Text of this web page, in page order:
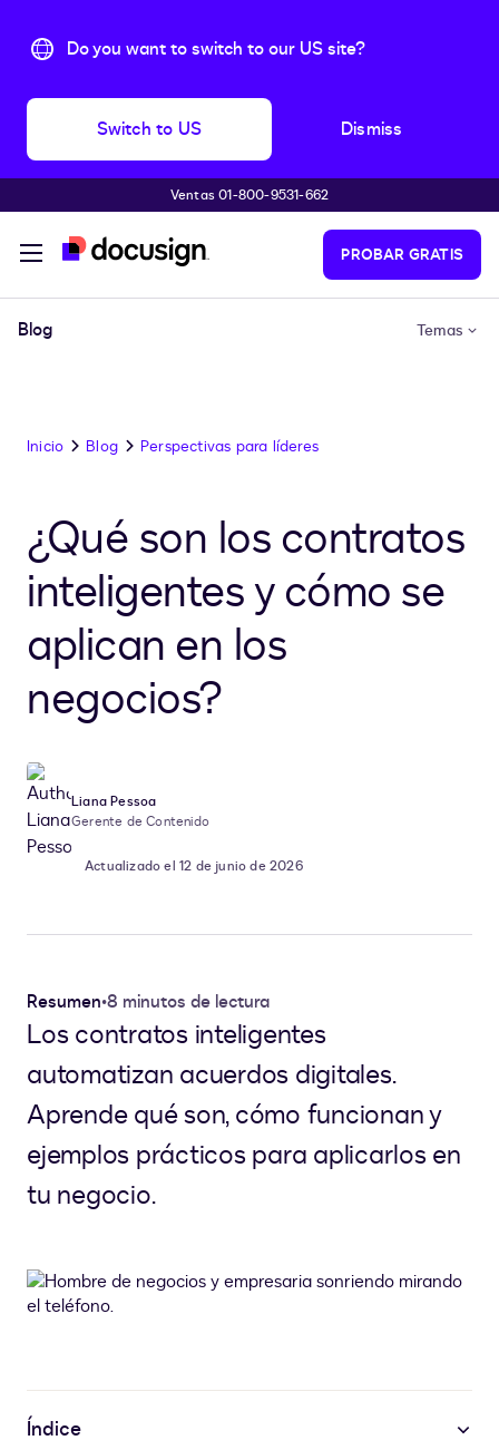
Do you want to switch to our US site?
Switch to US Dismiss
Accede al contenido principalVentas 01-800-9531-662
PROBAR GRATIS
Blog Temas
Inicio Blog Perspectivas para líderes
¿Qué son los contratos
inteligentes y cómo se
aplican en los
negocios?
Liana Pessoa
Gerente de Contenido
Actualizado el 12 de junio de 2026
Resumen•8 minutos de lectura
Los contratos inteligentes
automatizan acuerdos digitales.
Aprende qué son, cómo funcionan y
ejemplos prácticos para aplicarlos en
tu negocio.
Índice